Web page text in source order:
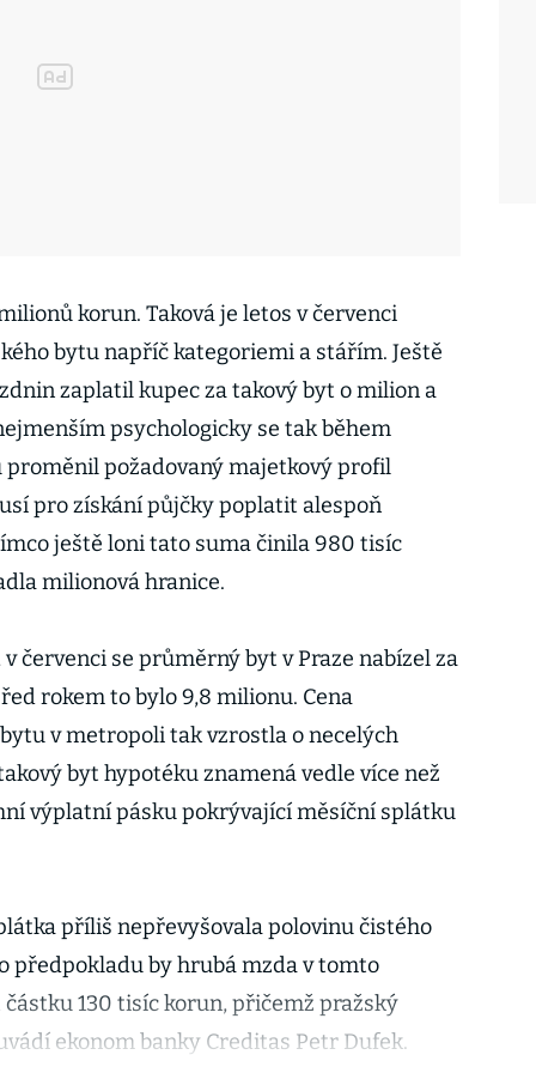
korun. Taková je letos v červenci
bytu napříč kategoriemi a stářím. Ještě
zaplatil kupec za takový byt o milion a
psychologicky se tak během
požadovaný majetkový profil
pro získání půjčky poplatit alespoň
ještě loni tato suma činila 980 tisíc
milionová hranice.
červenci se průměrný byt v Praze nabízel za
rokem to bylo 9,8 milionu. Cena
v metropoli tak vzrostla o necelých
byt hypotéku znamená vedle více než
výplatní pásku pokrývající měsíční splátku
příliš nepřevyšovala polovinu čistého
předpokladu by hrubá mzda v tomto
130 tisíc korun, přičemž pražský
ekonom banky Creditas Petr Dufek.